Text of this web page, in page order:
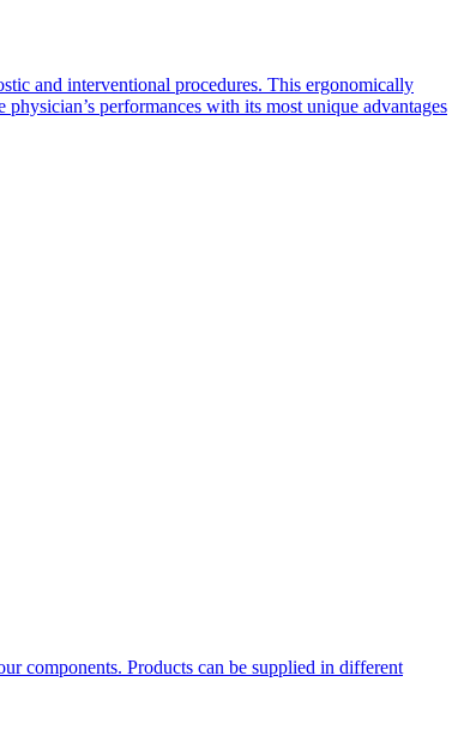
and interventional procedures. This ergonomically
performances with its most unique advantages
components. Products can be supplied in different